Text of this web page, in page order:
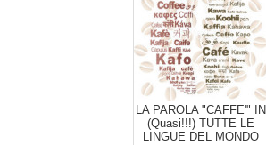
LA PAROLA "CAFFE'" IN
(Quasi!!!) TUTTE LE
LINGUE DEL MONDO